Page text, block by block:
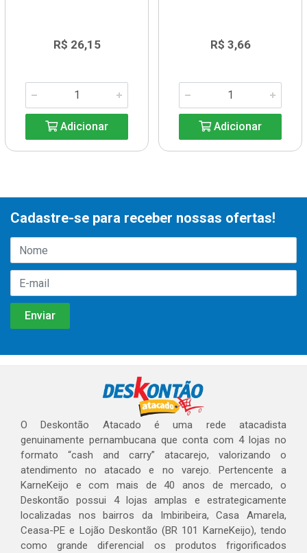
R$ 26,15
Adicionar
R$ 3,66
Adicionar
Cadastre-se para receber nossas ofertas!
O Deskontão Atacado é uma rede atacadista
genuinamente pernambucana que conta com 4 lojas no
formato “cash and carry” atacarejo, valorizando o
atendimento no atacado e no varejo. Pertencente a
KarneKeijo e com mais de 40 anos de mercado, o
Deskontão possui 4 lojas amplas e estrategicamente
localizadas nos bairros da Imbiribeira, Casa Amarela,
Ceasa-PE e Lojão Deskontão (BR 101 KarneKeijo), tendo
como grande diferencial os produtos frigorificados